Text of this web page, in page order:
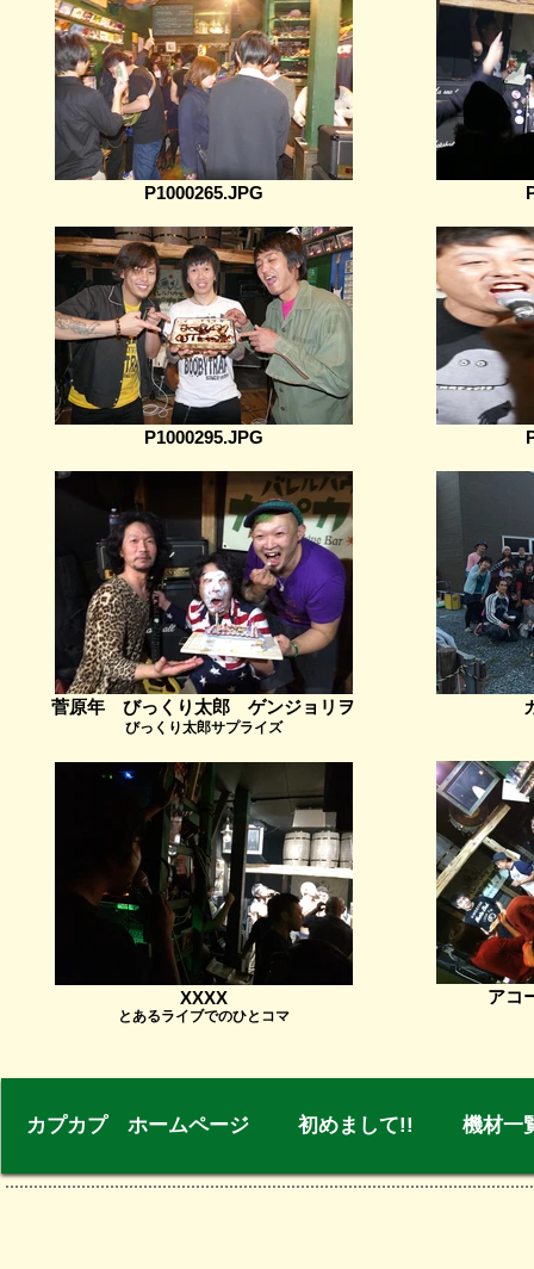
P1000265.JPG
P1000295.JPG
菅原年 びっくり太郎 ゲンジョリヲ
びっくり太郎サプライズ
XXXX
とあるライブでのひとコマ
アコ
カプカプ ホームページ 初めまして!! 機材一